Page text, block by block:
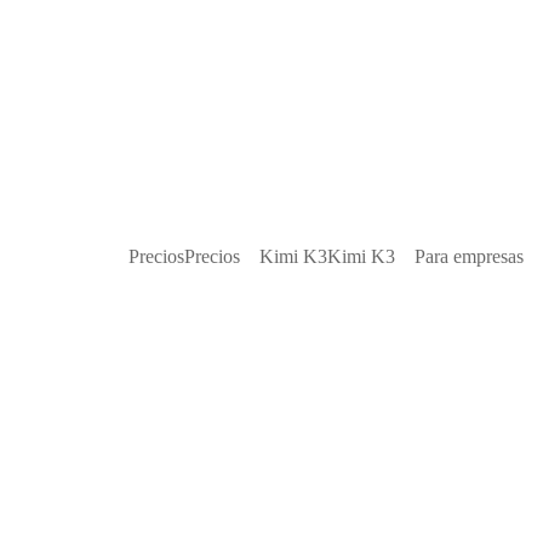
PreciosPrecios Kimi K3Kimi K3 Para empresas